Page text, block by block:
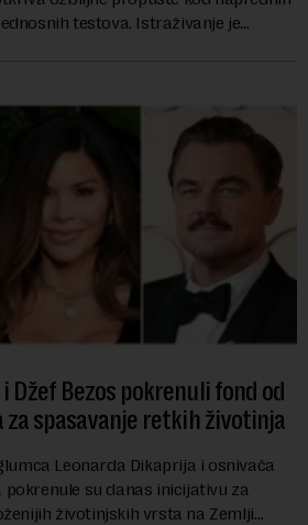
testova. Istraživanje je
Džef Bezos pokrenuli fond od
spasavanje retkih životinja
Leonarda Dikaprija i osnivača
pokrenule su danas inicijativu za
životinjskih vrsta na Zemlji